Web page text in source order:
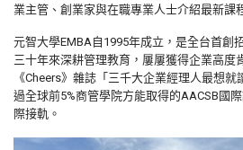
業主管、創業家與在職專業人士介紹最新課
元智大學EMBA自1995年成立，是全台首創
三十年來深耕管理教育，屢屢獲得企業高度
《Cheers》雜誌「三千大企業經理人最想
過全球前5%商管學院方能取得的AACSB國
際接軌。